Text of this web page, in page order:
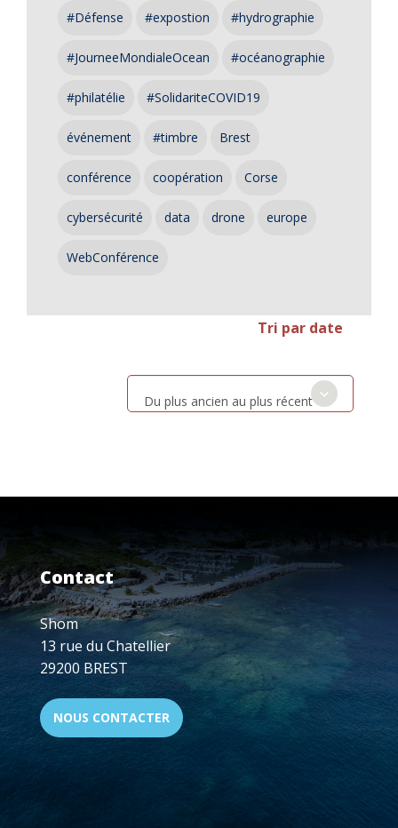
#Défense #expostion #hydrographie
#JourneeMondialeOcean #océanographie
#philatélie #SolidariteCOVID19
événement #timbre Brest
conférence coopération Corse
cybersécurité data drone europe
WebConférence
Tri par date
Du plus ancien au plus récent
Contact
Shom
13 rue du Chatellier
29200 BREST
NOUS CONTACTER